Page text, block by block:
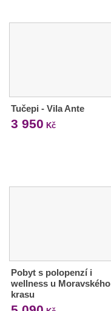
Tučepi - Vila Ante
3 950 Kč
Pobyt s polopenzí i
wellness u Moravského
krasu